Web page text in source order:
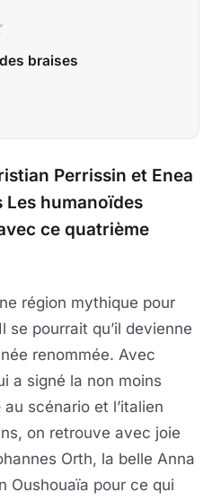
braises
Perrissin et Enea
Les humanoïdes
ce quatrième
région mythique pour
se pourrait qu’il devienne
renommée. Avec
a signé la non moins
au scénario et l’italien
on retrouve avec joie
Orth, la belle Anna
Oushouaïa pour ce qui